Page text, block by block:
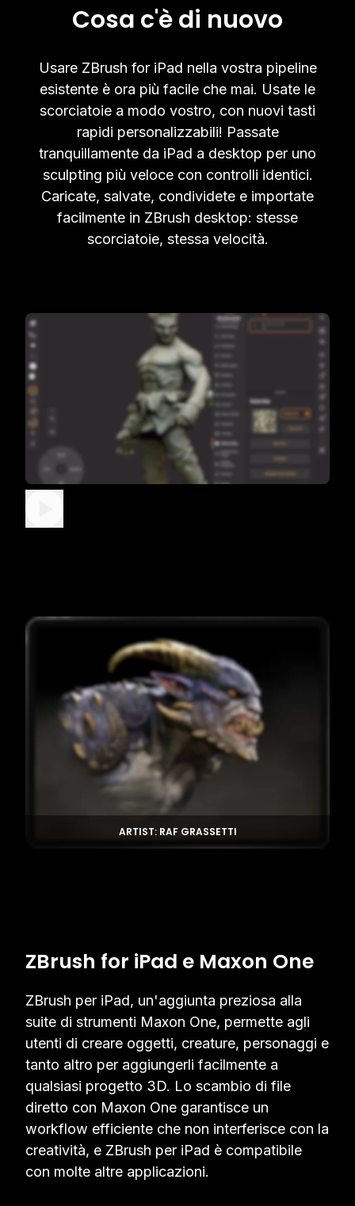
Cosa c'è di nuovo
Usare ZBrush for iPad nella vostra pipeline
esistente è ora più facile che mai. Usate le
scorciatoie a modo vostro, con nuovi tasti
rapidi personalizzabili! Passate
tranquillamente da iPad a desktop per uno
sculpting più veloce con controlli identici.
Caricate, salvate, condividete e importate
facilmente in ZBrush desktop: stesse
scorciatoie, stessa velocità.
ARTIST: RAF GRASSETTI
ZBrush for iPad e Maxon One
ZBrush per iPad, un'aggiunta preziosa alla
suite di strumenti Maxon One, permette agli
utenti di creare oggetti, creature, personaggi e
tanto altro per aggiungerli facilmente a
qualsiasi progetto 3D. Lo scambio di file
diretto con Maxon One garantisce un
workflow efficiente che non interferisce con la
creatività, e ZBrush per iPad è compatibile
con molte altre applicazioni.